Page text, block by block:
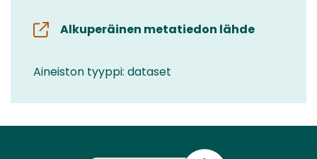
Alkuperäinen metatiedon lähde
Aineiston tyyppi: dataset